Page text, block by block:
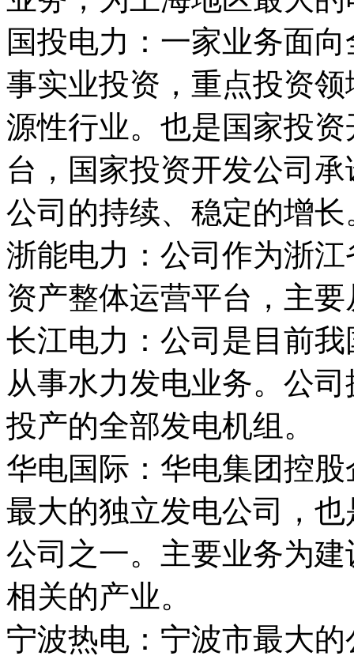
国投电力：一家业务面
事实业投资，重点投资
源性行业。也是国家投
台，国家投资开发公司
公司的持续、稳定的增长
浙能电力：公司作为浙
资产整体运营平台，主
长江电力：公司是目前
从事水力发电业务。公
投产的全部发电机组。
华电国际：华电集团控
最大的独立发电公司，
公司之一。主要业务为
相关的产业。
宁波热电：宁波市最大